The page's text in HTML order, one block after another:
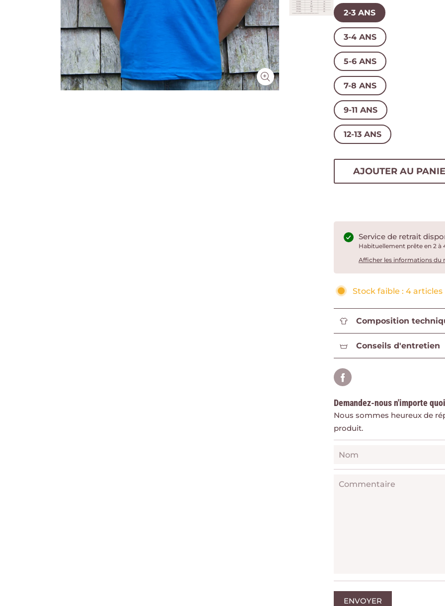
2-3 ANS
3-4 ANS
5-6 ANS
7-8 ANS
9-11 ANS
12-13 ANS
AJOUTER AU
Service de retrait
Habituellement prête en 2 à
Afficher les informations du
Stock faible : 4
Composition
Conseils d'entretien
Demandez-nous n'importe quoi
Nous sommes heureux de
produit.
Nom
Commentaire
ENVOYER